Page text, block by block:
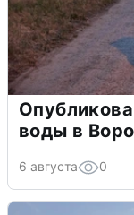
воды в
6 августа 0